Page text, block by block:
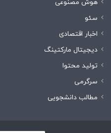
هوش مصنوعی
سئو
اخبار اقتصادی
دیجیتال مارکتینگ
تولید محتوا
سرگرمی
مطالب دانشجویی